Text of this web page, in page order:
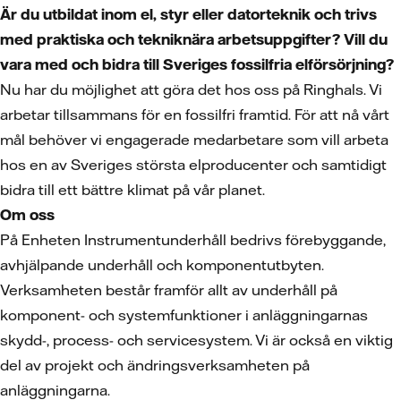
Är du utbildat inom el, styr eller datorteknik och trivs
med praktiska och tekniknära arbetsuppgifter? Vill du
vara med och bidra till Sveriges fossilfria elförsörjning?
Nu har du möjlighet att göra det hos oss på Ringhals. Vi
arbetar tillsammans för en fossilfri framtid. För att nå vårt
mål behöver vi engagerade medarbetare som vill arbeta
hos en av Sveriges största elproducenter och samtidigt
bidra till ett bättre klimat på vår planet.
Om oss
På Enheten Instrumentunderhåll bedrivs förebyggande,
avhjälpande underhåll och komponentutbyten.
Verksamheten består framför allt av underhåll på
komponent- och systemfunktioner i anläggningarnas
skydd-, process- och servicesystem. Vi är också en viktig
del av projekt och ändringsverksamheten på
anläggningarna.